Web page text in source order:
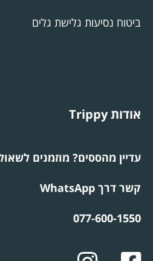
ביטוח נסיעות גלישת גלים
אודות Trippy
עדיין מהססים? מוזמנים
קשר דרך WhatsApp
077-600-1550